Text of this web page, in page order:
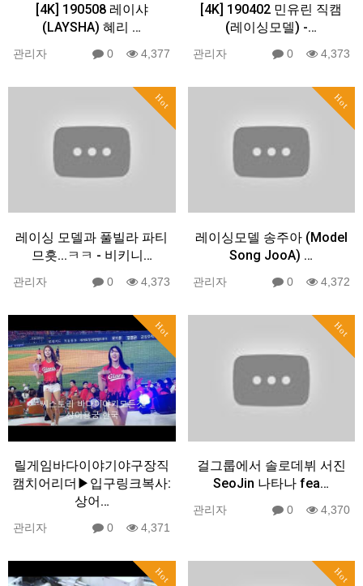
[4K] 190508 레이샤
(LAYSHA) 혜리 …
관리자 0 4,377
[4K] 190402 민유린 직캠
(레이싱모델) -…
관리자 0 4,373
Hot
레이싱 모델과 풀빌라 파티
므흣...ㅋㅋ - 비키니…
관리자 0 4,373
Hot
레이싱모델 송주아 (Model
Song JooA) …
관리자 0 4,372
Hot
릴게임바다이야기야구장직
캠치어리더▶입구링크복사:
상어…
관리자 0 4,371
Hot
걸그룹에서 솔로데뷔 서진
SeoJin 나타나 fea…
관리자 0 4,370
Hot Hot